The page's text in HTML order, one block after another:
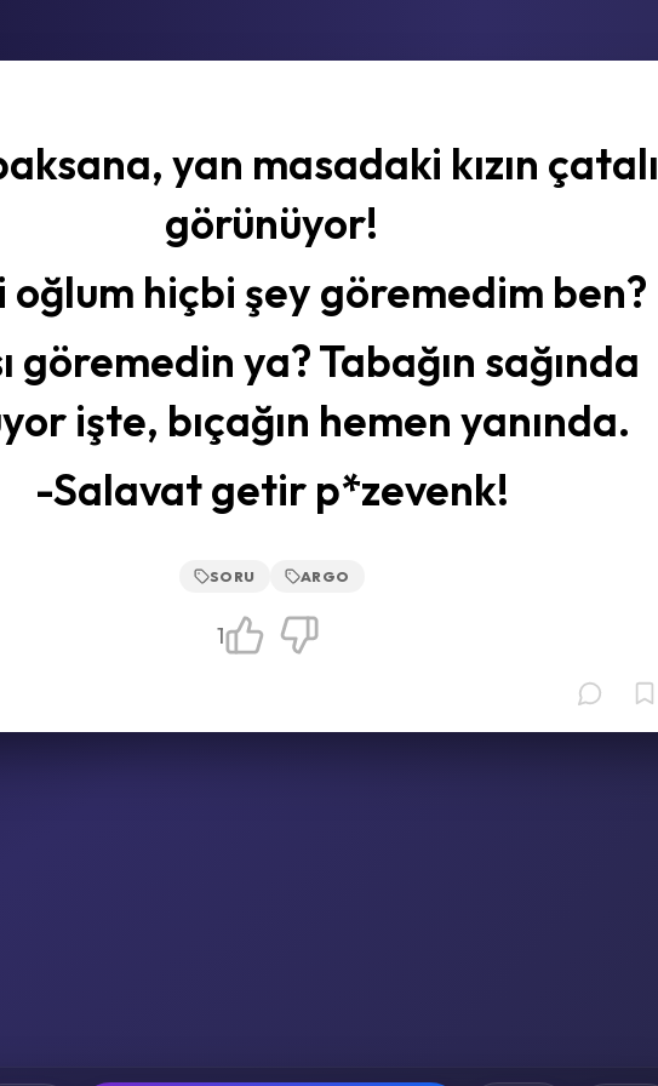
yan masadaki kızın çatalı
görünüyor!
hiçbi şey göremedim ben?
göremedin ya? Tabağın sağında
işte, bıçağın hemen yanında.
-Salavat getir p*zevenk!
SORU ARGO
1